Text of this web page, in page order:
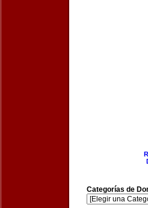
Categorías de